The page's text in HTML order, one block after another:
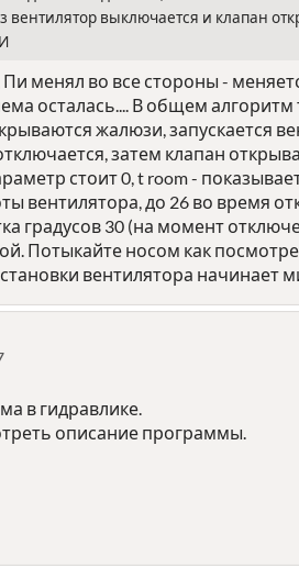
вентилятор выключается и клапан
менял во все стороны -
осталась.... В общем
жалюзи, запускается
затем клапан
стоит 0, t room -
вентилятора, до 26 во время
градусов 30 (на момент
Потыкайте носом как
вентилятора начинает
в гидравлике.
описание программы.